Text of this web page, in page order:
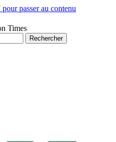
passer au contenu
Times